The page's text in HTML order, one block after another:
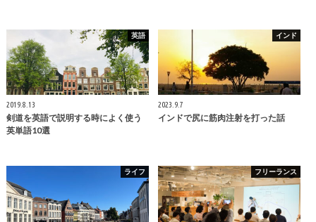
英語
2019.8.13
剣道を英語で説明する時によく使う
英単語10選
インド
2023.9.7
インドで尻に筋肉注射を打った話
ライフ フリーランス